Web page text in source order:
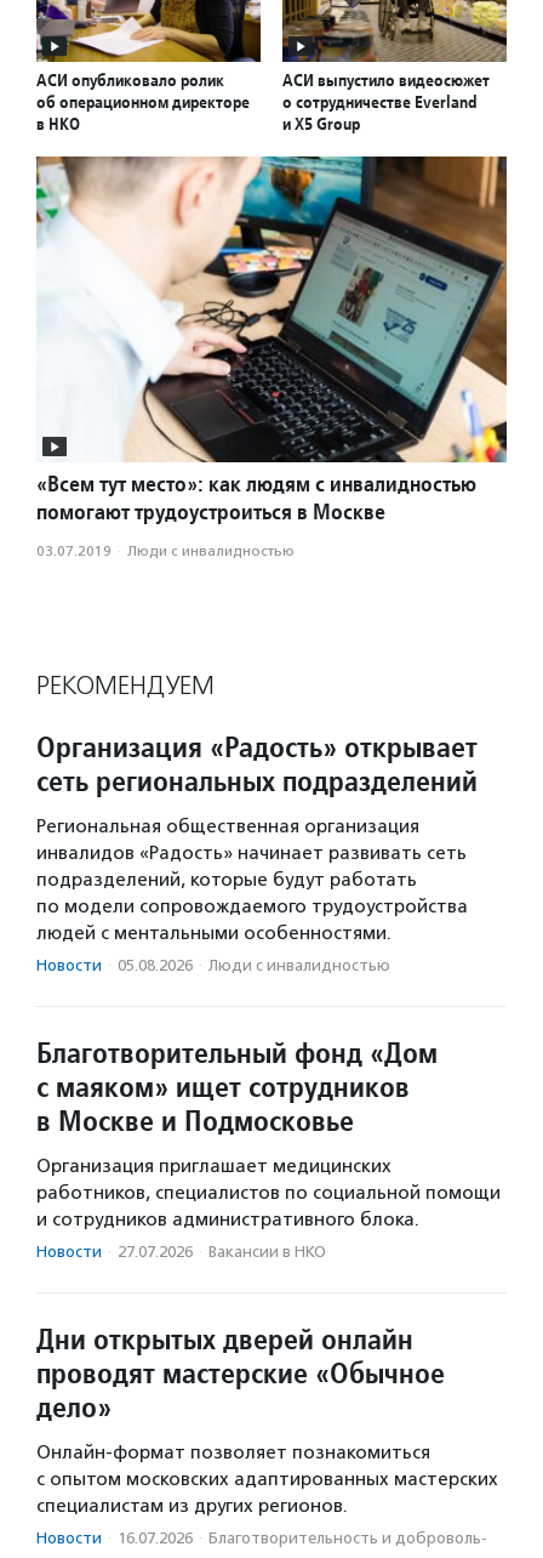
АСИ опубликовало ролик
об операционном директоре
в НКО
АСИ выпустило видеосюжет
о сотрудничестве Everland
и X5 Group
«Всем тут место»: как людям с инвалидностью
помогают трудоустроиться в Москве
03.07.2019 · Люди с инвалидностью
РЕКОМЕНДУЕМ
Организация «Радость» открывает
сеть региональных подразделений
Региональная общественная организация
инвалидов «Радость» начинает развивать сеть
подразделений, которые будут работать
по модели сопровождаемого трудоустройства
людей с ментальными особенностями.
Новости · 05.08.2026 · Люди с инвалидностью
Благотворительный фонд «Дом
с маяком» ищет сотрудников
в Москве и Подмосковье
Организация приглашает медицинских
работников, специалистов по социальной помощи
и сотрудников административного блока.
Новости · 27.07.2026 · Вакансии в НКО
Дни открытых дверей онлайн
проводят мастерские «Обычное
дело»
Онлайн-формат позволяет познакомиться
с опытом московских адаптированных мастерских
специалистам из других регионов.
Новости · 16.07.2026 · Благотвори­тель­ность и доброволь­